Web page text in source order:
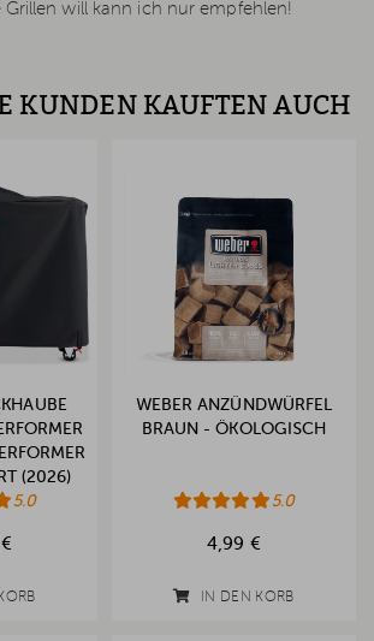
will kann ich nur empfehlen!
KUNDEN KAUFTEN AUCH
(2026)
5.0
WEBER ANZÜNDWÜRFEL
BRAUN - ÖKOLOGISCH
5.0
4,99 €
IN DEN KORB